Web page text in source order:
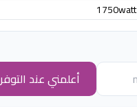
1750watt
أعلمني عند التوفر